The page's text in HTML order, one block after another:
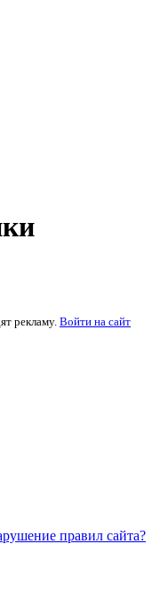
рекламу. Войти на сайт
правил сайта?